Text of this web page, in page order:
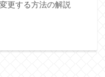
更する方法の解説